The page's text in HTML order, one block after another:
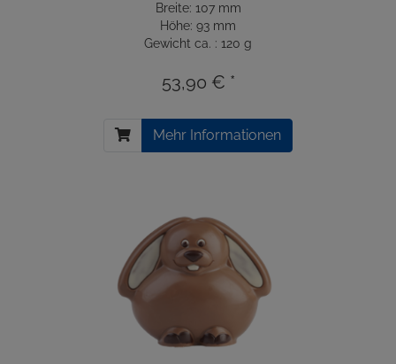
Breite: 107 mm
Höhe: 93 mm
Gewicht ca. : 120 g
53,90 € *
Mehr Informationen